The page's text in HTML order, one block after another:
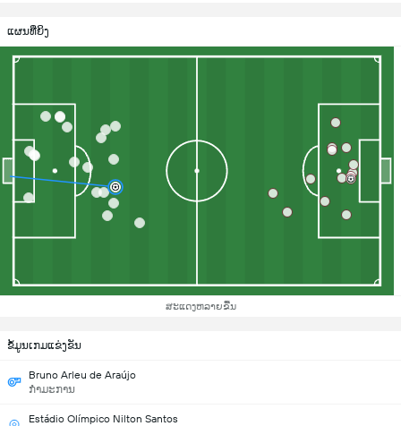
ແຜນທີ່ຍິງ
ສະແດງຫລາຍຂື້ນ
ຂ້ໍມູນເກມແຂ່ງຂັນ
Bruno Arleu de Araújo
ກຳມະການ
Estádio Olímpico Nilton Santos